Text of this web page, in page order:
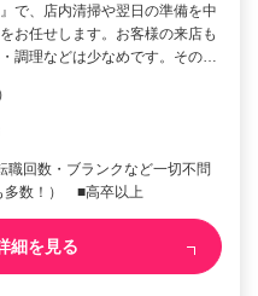
で、店内清掃や翌日の準備を中
お任せします。お客様の来店も
調理などは少なめです。その…
回数・ブランクなど一切不問
多数！） ■高卒以上
細を見る